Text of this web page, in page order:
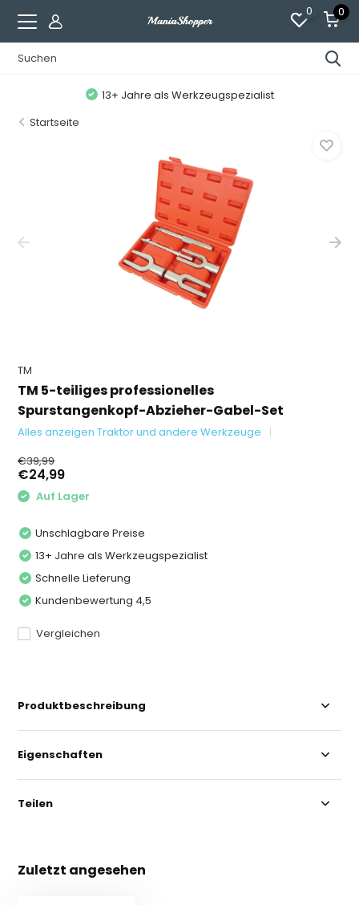
0 0
13+ Jahre als Werkzeugspezialist
Startseite
TM
TM 5-teiliges professionelles
Spurstangenkopf-Abzieher-Gabel-Set
Alles anzeigen Traktor und andere Werkzeuge
€39,99
€24,99
Auf Lager
Unschlagbare Preise
13+ Jahre als Werkzeugspezialist
Schnelle Lieferung
Kundenbewertung 4,5
Vergleichen
Produktbeschreibung
Eigenschaften
Teilen
Zuletzt angesehen